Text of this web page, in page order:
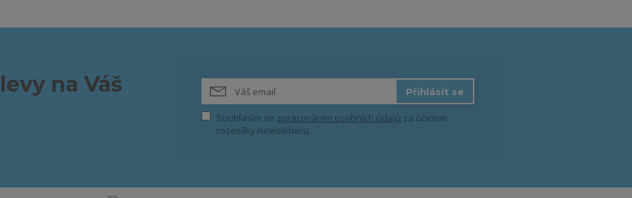
na Váš
Přihlásit se
Souhlasím se zpracováním osobních údajů za účelem
rozesílky newsletteru.